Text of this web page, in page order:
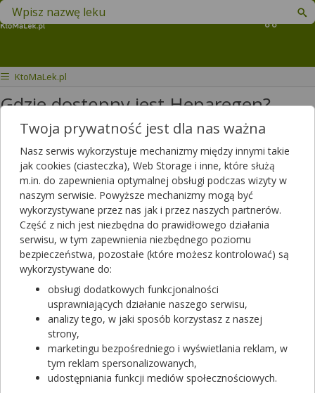
Koszyk
Znajdź lek w swojej okolicy
KtoMaLek.pl
Gdzie dostępny jest Heparegen?
Dzień dobry czy jest lęk Heparegen
Dotyczy ulotkiHeparegen
Dotyczy:Kobieta, 70 lat
Zobacz, która apteka w Twoim mieście ma lekHeparegen
Sprawdzaj dostępność leków w ponad aptek w całej Polsce!
Sprawdź teraz
Twoja prywatność jest dla nas ważna
Nasz serwis wykorzystuje mechanizmy między innymi takie
jak cookies (ciasteczka), Web Storage i inne, które służą
m.in. do zapewnienia optymalnej obsługi podczas wizyty w
naszym serwisie. Powyższe mechanizmy mogą być
wykorzystywane przez nas jak i przez naszych partnerów.
Część z nich jest niezbędna do prawidłowego działania
serwisu, w tym zapewnienia niezbędnego poziomu
bezpieczeństwa, pozostałe (które możesz kontrolować) są
wykorzystywane do:
obsługi dodatkowych funkcjonalności
usprawniających działanie naszego serwisu,
analizy tego, w jaki sposób korzystasz z naszej
strony,
marketingu bezpośredniego i wyświetlania reklam, w
tym reklam spersonalizowanych,
udostępniania funkcji mediów społecznościowych.